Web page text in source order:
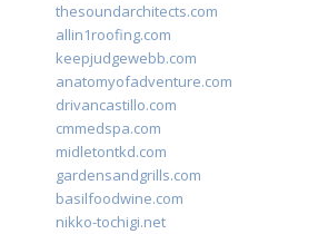
thesoundarchitects.com
allin1roofing.com
keepjudgewebb.com
anatomyofadventure.com
drivancastillo.com
cmmedspa.com
midletontkd.com
gardensandgrills.com
basilfoodwine.com
nikko-tochigi.net